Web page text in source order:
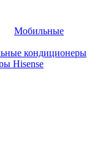
Мобильные
кондиционеры
Hisense